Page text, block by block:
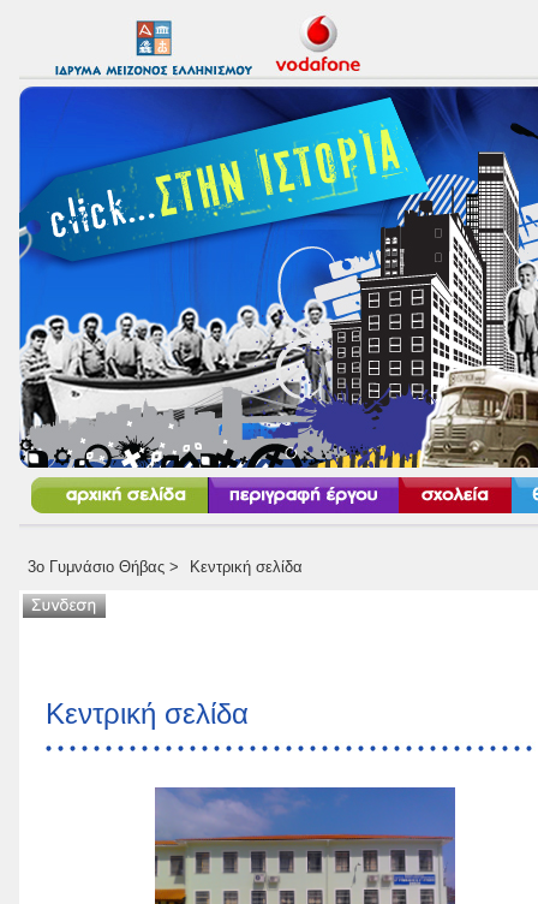
3ο Γυμνάσιο Θήβας> Κεντρική σελίδα
Κεντρική σελίδα